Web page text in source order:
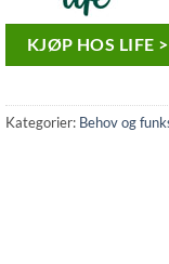
KJØP HOS LIFE >
Kategorier: Behov og